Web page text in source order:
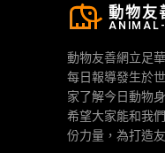
動物友
ANIMAL-
動物友善網立足
每日報導發生於
家了解今日動物
希望大家能和我
份力量，為打造